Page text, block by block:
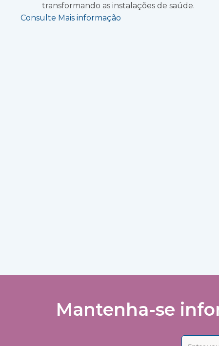
transformando as instalações de saúde.
Consulte Mais informação
Mantenha-se